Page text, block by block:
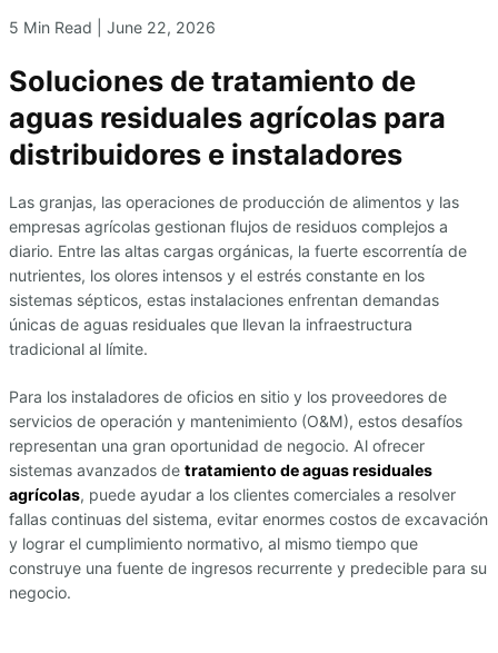
5 Min Read | June 22, 2026
Soluciones de tratamiento de
aguas residuales agrícolas para
distribuidores e instaladores
Las granjas, las operaciones de producción de alimentos y las
empresas agrícolas gestionan flujos de residuos complejos a
diario. Entre las altas cargas orgánicas, la fuerte escorrentía de
nutrientes, los olores intensos y el estrés constante en los
sistemas sépticos, estas instalaciones enfrentan demandas
únicas de aguas residuales que llevan la infraestructura
tradicional al límite.
Para los instaladores de oficios en sitio y los proveedores de
servicios de operación y mantenimiento (O&M), estos desafíos
representan una gran oportunidad de negocio. Al ofrecer
sistemas avanzados de tratamiento de aguas residuales
agrícolas, puede ayudar a los clientes comerciales a resolver
fallas continuas del sistema, evitar enormes costos de excavación
y lograr el cumplimiento normativo, al mismo tiempo que
construye una fuente de ingresos recurrente y predecible para su
negocio.